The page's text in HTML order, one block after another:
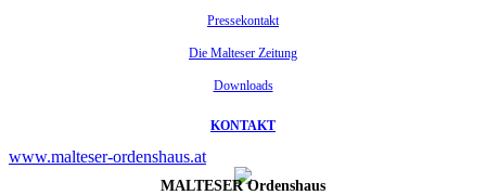
Pressekontakt
Die Malteser Zeitung
Downloads
KONTAKT
www.malteser-ordenshaus.at
MALTESER Ordenshaus